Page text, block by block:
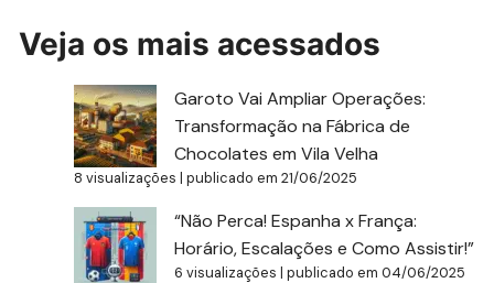
Veja os mais acessados
Garoto Vai Ampliar Operações:
Transformação na Fábrica de
Chocolates em Vila Velha
8 visualizações |publicado em 21/06/2025
“Não Perca! Espanha x França:
Horário, Escalações e Como Assistir!”
6 visualizações |publicado em 04/06/2025